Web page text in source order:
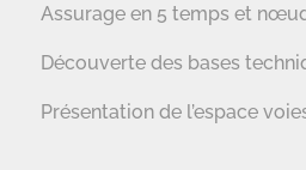
Assurage en 5 temps et
Découverte des bases
Présentation de l’espace